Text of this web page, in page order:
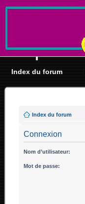
Index du forum
Index du forum
Connexion
Nom d’utilisateur:
Mot de passe: